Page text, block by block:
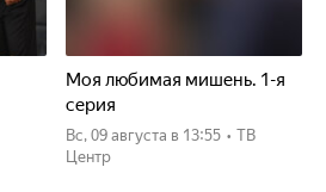
Моя любимая мишень. 1-я
серия
вс, 09 августа в 13:55 • ТВ
Центр